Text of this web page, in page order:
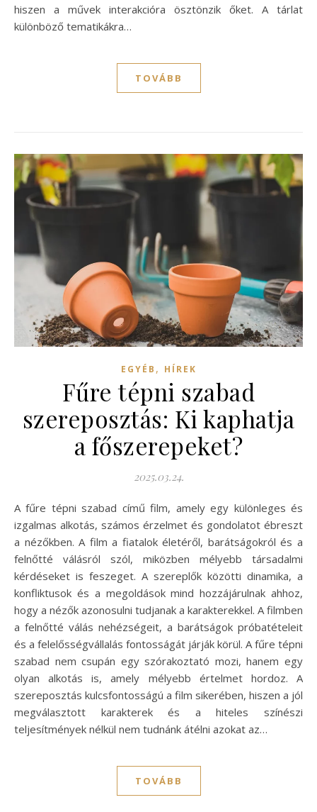
hiszen a művek interakcióra ösztönzik őket. A tárlat
különböző tematikákra…
TOVÁBB
EGYÉB , HÍREK
Fűre tépni szabad
szereposztás: Ki kaphatja
a főszerepeket?
2025.03.24.
A fűre tépni szabad című film, amely egy különleges és
izgalmas alkotás, számos érzelmet és gondolatot ébreszt
a nézőkben. A film a fiatalok életéről, barátságokról és a
felnőtté válásról szól, miközben mélyebb társadalmi
kérdéseket is feszeget. A szereplők közötti dinamika, a
konfliktusok és a megoldások mind hozzájárulnak ahhoz,
hogy a nézők azonosulni tudjanak a karakterekkel. A filmben
a felnőtté válás nehézségeit, a barátságok próbatételeit
és a felelősségvállalás fontosságát járják körül. A fűre tépni
szabad nem csupán egy szórakoztató mozi, hanem egy
olyan alkotás is, amely mélyebb értelmet hordoz. A
szereposztás kulcsfontosságú a film sikerében, hiszen a jól
megválasztott karakterek és a hiteles színészi
teljesítmények nélkül nem tudnánk átélni azokat az…
TOVÁBB